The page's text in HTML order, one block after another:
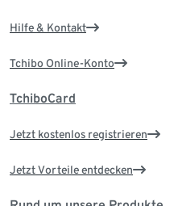
Hilfe & Kontakt
Tchibo Online-Konto
TchiboCard
Jetzt kostenlos registrieren
Jetzt Vorteile entdecken